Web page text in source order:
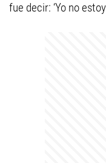
fue decir: ‘Yo no